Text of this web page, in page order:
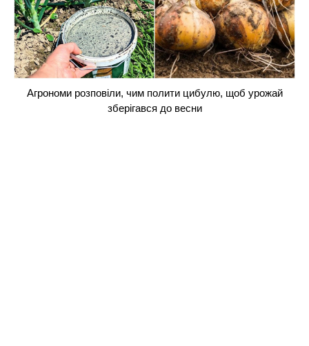
Агрономи розповіли, чим полити цибулю, щоб урожай
зберігався до весни